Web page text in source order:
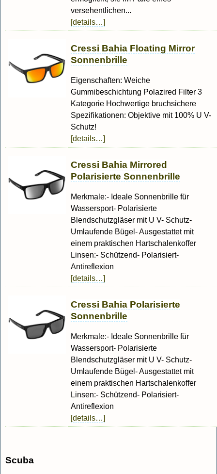
versehentlichen...
[details…]
Cressi Bahia Floating Mirror
Sonnenbrille
Eigenschaften: Weiche
Gummibeschichtung Polazired Filter 3
Kategorie Hochwertige bruchsichere
Spezifikationen: Objektive mit 100% U V-
Schutz!
[details…]
Cressi Bahia Mirrored
Polarisierte Sonnenbrille
Merkmale:- Ideale Sonnenbrille für
Wassersport- Polarisierte
Blendschutzgläser mit U V- Schutz-
Umlaufende Bügel- Ausgestattet mit
einem praktischen Hartschalenkoffer
Linsen:- Schützend- Polarisiert-
Antireflexion
[details…]
Cressi Bahia Polarisierte
Sonnenbrille
Merkmale:- Ideale Sonnenbrille für
Wassersport- Polarisierte
Blendschutzgläser mit U V- Schutz-
Umlaufende Bügel- Ausgestattet mit
einem praktischen Hartschalenkoffer
Linsen:- Schützend- Polarisiert-
Antireflexion
[details…]
Scuba